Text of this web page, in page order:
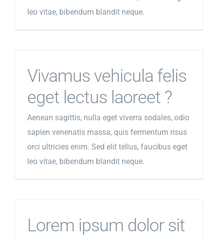
leo vitae, bibendum blandit neque.
Vivamus vehicula felis
eget lectus laoreet ?
Aenean sagittis, nulla eget viverra sodales, odio
sapien venenatis massa, quis fermentum risus
orci ultricies enim. Sed elit tellus, faucibus eget
leo vitae, bibendum blandit neque.
Lorem ipsum dolor sit